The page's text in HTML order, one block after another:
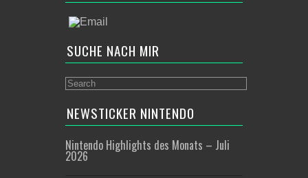
SUCHE NACH MIR
NEWSTICKER NINTENDO
Nintendo Highlights des Monats – Juli
2026